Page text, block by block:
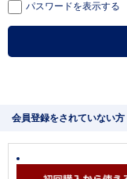
パスワードを表示する
会員登録をされていない方